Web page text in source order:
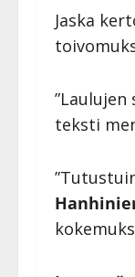
Jaska
teksti